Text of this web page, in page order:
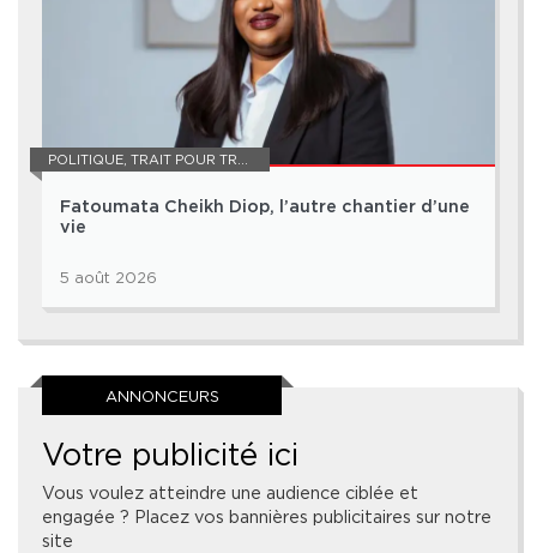
POLITIQUE, TRAIT POUR TRAIT
Fatoumata Cheikh Diop, l’autre chantier d’une
vie
5 août 2026
ANNONCEURS
Votre publicité ici
Vous voulez atteindre une audience ciblée et
engagée ? Placez vos bannières publicitaires sur notre
site